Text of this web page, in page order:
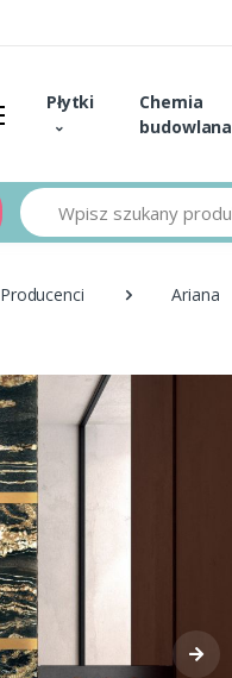
Płytki
Chemia
budowlana
Szukaj
Producenci Ariana